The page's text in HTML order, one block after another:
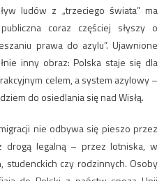
ludów z „trzeciego świata” ma
coraz częściej słyszy o
prawa do azylu”. Ujawnione
inny obraz: Polska staje się dla
celem, a system azylowy –
do osiedlania się nad Wisłą.
nie odbywa się pieszo przez
drogą legalną – przez lotniska, w
studenckich czy rodzinnych. Osoby